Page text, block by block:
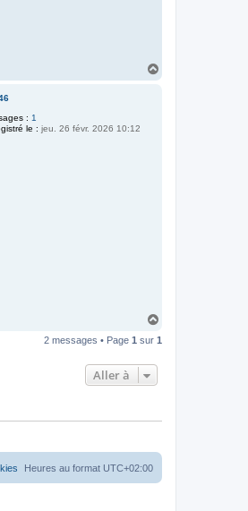
: 1
le : jeu. 26 févr. 2026 10:12
u
2 messages • Page 1 sur 1
Aller à
Heures au format UTC+02:00